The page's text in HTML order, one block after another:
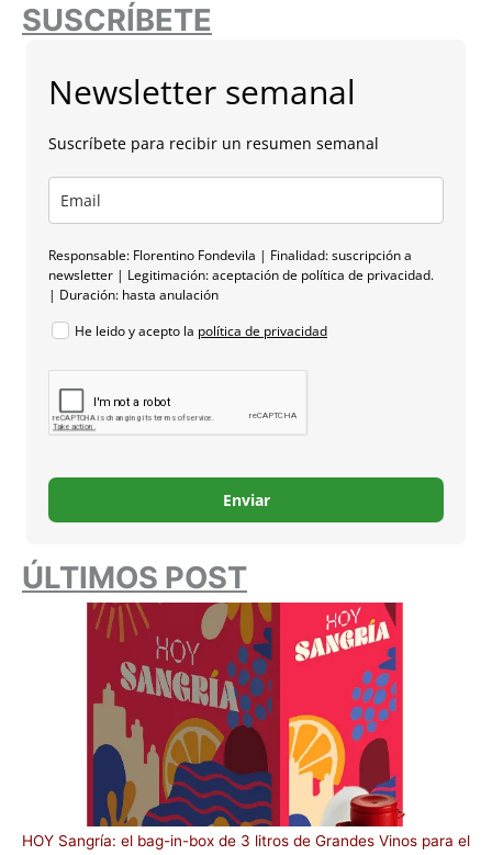
SUSCRÍBETE
Newsletter semanal
Suscríbete para recibir un resumen semanal
Responsable: Florentino Fondevila | Finalidad: suscripción a
newsletter | Legitimación: aceptación de política de privacidad.
| Duración: hasta anulación
He leido y acepto la política de privacidad
Enviar
ÚLTIMOS POST
HOY Sangría: el bag-in-box de 3 litros de Grandes Vinos para el